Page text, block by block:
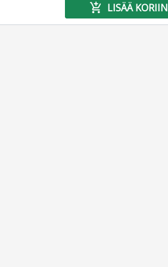
add_shopping_cart LISÄÄ KORIIN